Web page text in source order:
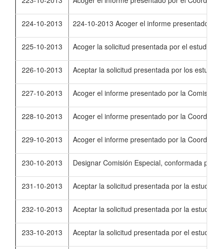
224-10-2013 224-10-2013 Acoger el informe presentado
225-10-2013 Acoger la solicitud presentada por el
226-10-2013 Aceptar la solicitud presentada por los
227-10-2013 Acoger el informe presentado por la
228-10-2013 Acoger el informe presentado por la
229-10-2013 Acoger el informe presentado por la
230-10-2013 Designar Comisión Especial, conformada por
231-10-2013 Aceptar la solicitud presentada por la
232-10-2013 Aceptar la solicitud presentada por la
233-10-2013 Aceptar la solicitud presentada por el